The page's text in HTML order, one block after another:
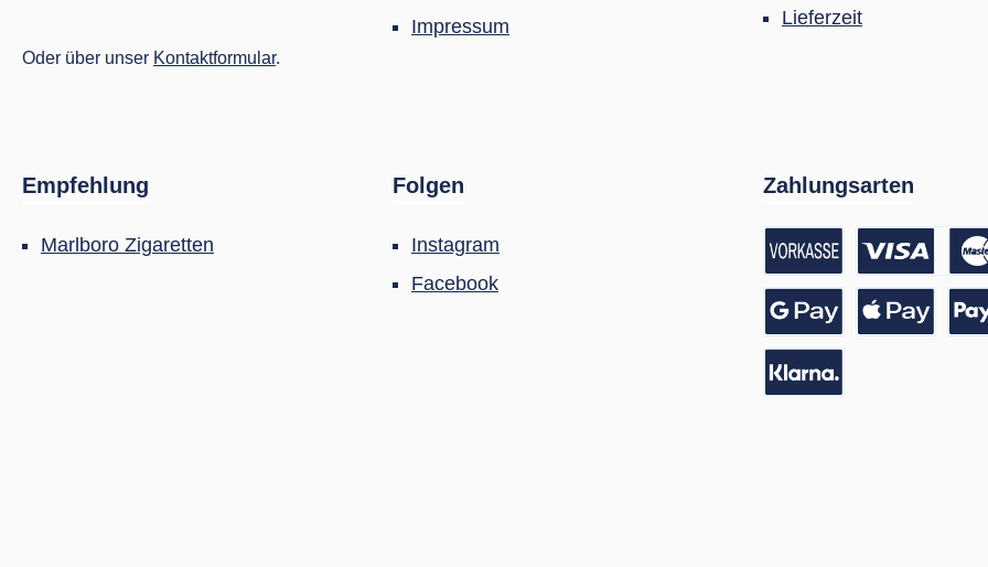
Oder über unser Kontaktformular.
Impressum
Lieferzeit
Empfehlung
Marlboro Zigaretten
Folgen
Instagram
Facebook
Zahlungsarten
Vorkasse /Kreditkarte
Google Pay